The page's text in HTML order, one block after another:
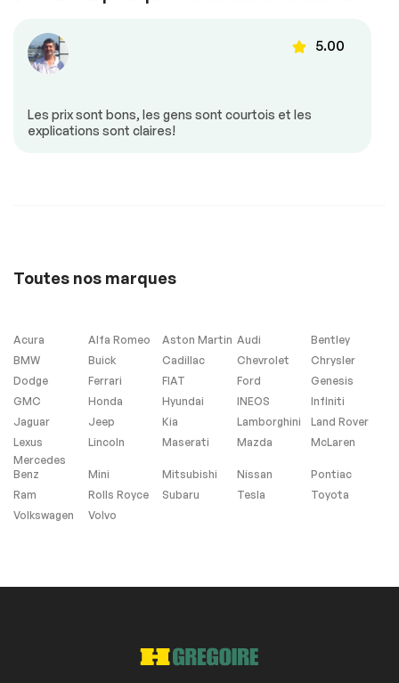
5.00
Les prix sont bons, les gens sont courtois et les
explications sont claires!
Toutes nos marques
Acura Alfa Romeo Aston Martin Audi
Bentley
BMW
Buick Cadillac Chevrolet
Chrysler
Dodge
Ferrari FIAT Ford
Genesis
GMC
Honda Hyundai INEOS
Infiniti
Jaguar
Jeep Kia Lamborghini
Land Rover
Lexus
Lincoln Maserati Mazda
McLaren
Mercedes
Benz
Mini Mitsubishi Nissan
Pontiac
Ram
Rolls Royce Subaru Tesla
Toyota
Volkswagen
Volvo